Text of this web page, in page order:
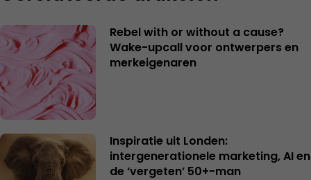
Rebel with or without a cause?
Wake-upcall voor ontwerpers en
merkeigenaren
Inspiratie uit Londen:
intergenerationele marketing, AI en
de ‘vergeten’ 50+-man